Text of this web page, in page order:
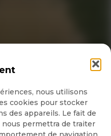
nous utilisons
cookies pour stocker
des appareils. Le fait de
permettra de traiter